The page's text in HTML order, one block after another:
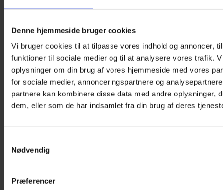
Denne hjemmeside bruger cookies
Vi bruger cookies til at tilpasse vores indhold og annoncer,
funktioner til sociale medier og til at analysere vores trafik.
oplysninger om din brug af vores hjemmeside med vores
for sociale medier, annonceringspartnere og
partnere kan kombinere disse data med andre oplysninger,
dem, eller som de har indsamlet fra din brug af deres
Nødvendig
Præferencer
Squeeze Ball i Gumminet er ikke kun praktisk – det er også
sjovt! Når du klemmer bolden, vil den elastiske
gummioverflade skabe en spændende visuel effekt.
En perfekt gaveidé
Squeeze Ball i Gumminet er en god gave til både børn og
voksne – Hvad enten det er til fødselsdage, jul, julekalender
eller som en lille belønning i hverdagen.
Denne stressbold er lavet af slidstærke materialer, der gør
børn under 3 år.